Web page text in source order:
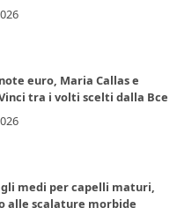
euro, Maria Callas e
tra i volti scelti dalla Bce
medi per capelli maturi,
alle scalature morbide